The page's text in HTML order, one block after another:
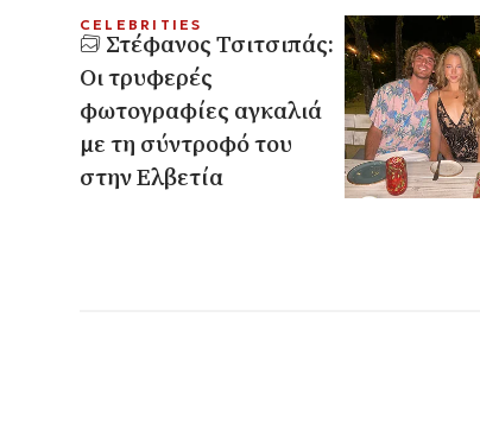
CELEBRITIES
Στέφανος Τσιτσιπάς:
Οι τρυφερές
φωτογραφίες αγκαλιά
με τη σύντροφό του
στην Ελβετία